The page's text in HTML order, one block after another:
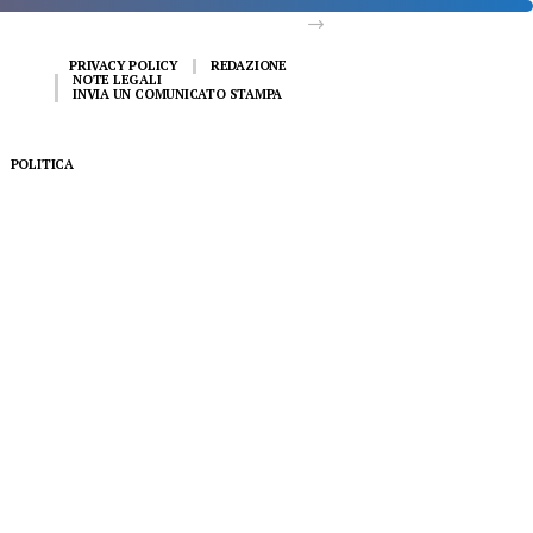
PRIVACY POLICY
REDAZIONE
NOTE LEGALI
INVIA UN COMUNICATO STAMPA
POLITICA